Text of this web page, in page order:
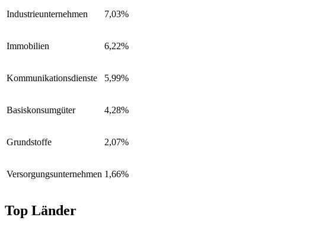
Industrieunternehmen 7,03%
Immobilien 6,22%
Kommunikationsdienste 5,99%
Basiskonsumgüter 4,28%
Grundstoffe 2,07%
Versorgungsunternehmen 1,66%
Top Länder